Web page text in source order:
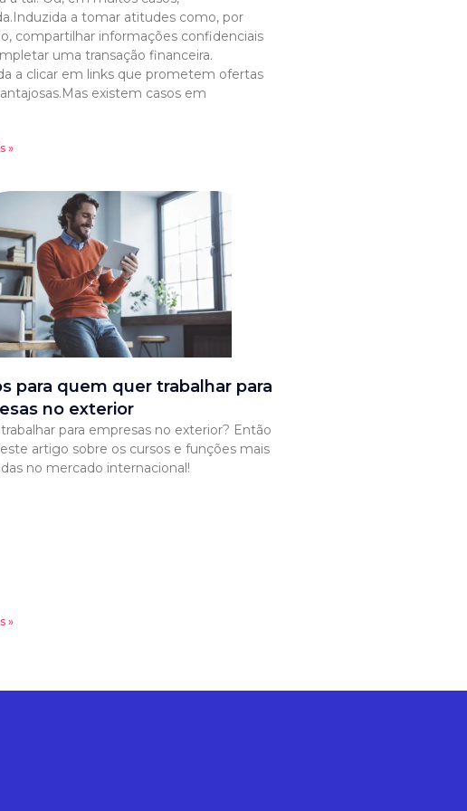
a tomar atitudes como, por
compartilhar informações confidenciais
uma transação financeira.
a clicar em links que prometem ofertas
existem casos em
»
para quem quer trabalhar para
no exterior
para empresas no exterior? Então
artigo sobre os cursos e funções mais
no mercado internacional!
»